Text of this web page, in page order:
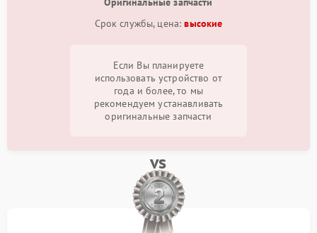
Срок службы, цена:высокие
Если Вы планируете
использовать устройство от
года и более, то мы
рекомендуем устанавливать
оригинальные запчасти
vs